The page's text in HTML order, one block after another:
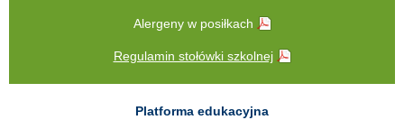
Alergeny w posiłkach
Regulamin stołówki szkolnej
Platforma edukacyjna